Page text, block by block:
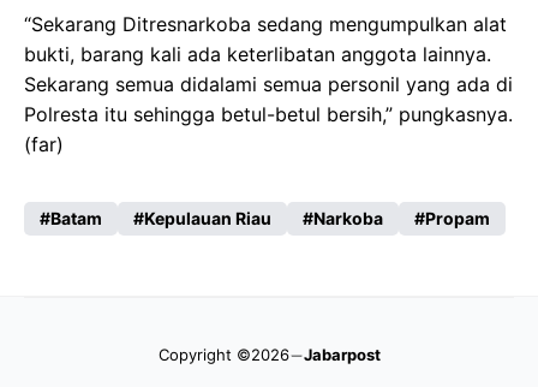
“Sekarang Ditresnarkoba sedang mengumpulkan alat
bukti, barang kali ada keterlibatan anggota lainnya.
Sekarang semua didalami semua personil yang ada di
Polresta itu sehingga betul-betul bersih,” pungkasnya.
(far)
Batam Kepulauan Riau Narkoba Propam
Copyright ©2026 Jabarpost